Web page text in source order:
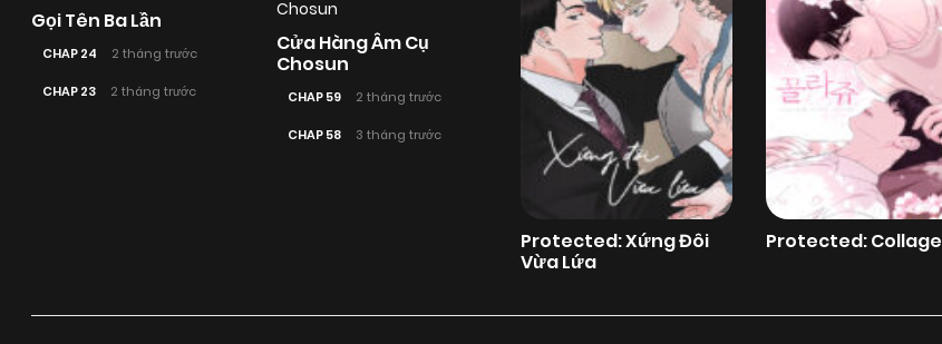
Gọi Tên Ba Lần
CHAP 24 2 tháng trước
CHAP 23 2 tháng trước
Cửa Hàng Âm Cụ
Chosun
CHAP 59 2 tháng trước
CHAP 58 3 tháng trước
Protected: Xứng Đôi
Vừa Lứa
Protected: Collage